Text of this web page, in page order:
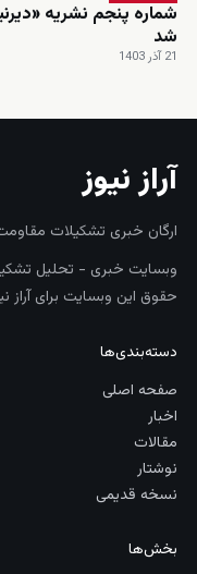
شد
21 آذر 1403
آراز نیوز
ارگان خبری تشکیلات
وبسایت خبری - تحلیل
حقوق این وبسایت برای
دسته‌بندی‌ها
صفحه اصلی
اخبار
مقالات
نوشتار
نسخه قدیمی
بخش‌ها